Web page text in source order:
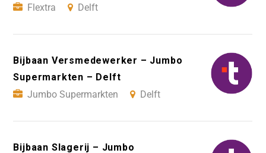
Flextra
Delft
Bijbaan Versmedewerker – Jumbo
Supermarkten – Delft
Jumbo Supermarkten
Delft
Bijbaan Slagerij – Jumbo